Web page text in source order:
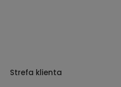
Strefa klienta